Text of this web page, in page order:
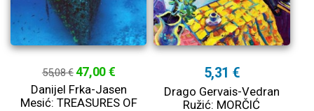
55,08 €47,00 €
Danijel Frka-Jasen
Mesić: TREASURES OF
5,31 €
Drago Gervais-Vedran
Ružić: MORČIĆ